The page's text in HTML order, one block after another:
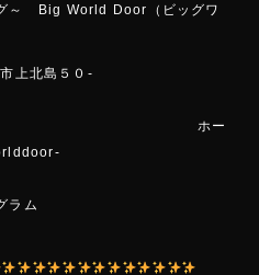
グ～ Big World Door（ビッグワ
上北島５０-
ー